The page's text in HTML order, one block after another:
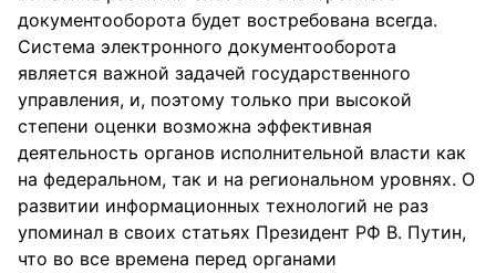
документооборота будет востребована всегда.
Система электронного документооборота
является важной задачей государственного
управления, и, поэтому только при высокой
степени оценки возможна эффективная
деятельность органов исполнительной власти как
на федеральном, так и на региональном уровнях. О
развитии информационных технологий не раз
упоминал в своих статьях Президент РФ В. Путин,
что во все времена перед органами